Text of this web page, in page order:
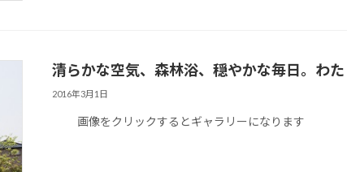
清らかな空気、森林浴、穏やかな毎日。わ
2016年3月1日
画像をクリックするとギャラリーになります